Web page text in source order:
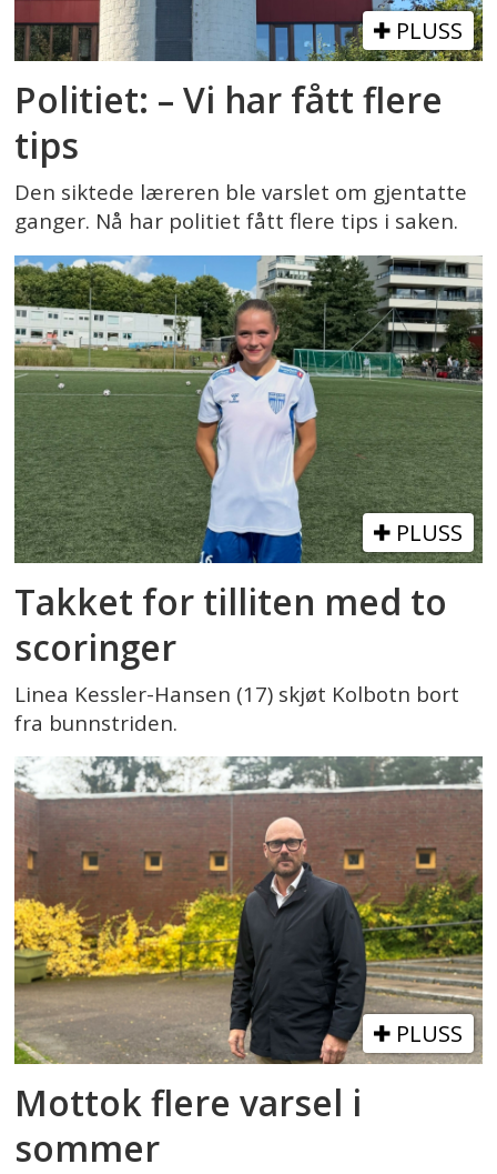
PLUSS
Politiet: – Vi har fått flere
tips
Den siktede læreren ble varslet om gjentatte
ganger. Nå har politiet fått flere tips i saken.
PLUSS
Takket for tilliten med to
scoringer
Linea Kessler-Hansen (17) skjøt Kolbotn bort
fra bunnstriden.
PLUSS
Mottok flere varsel i
sommer